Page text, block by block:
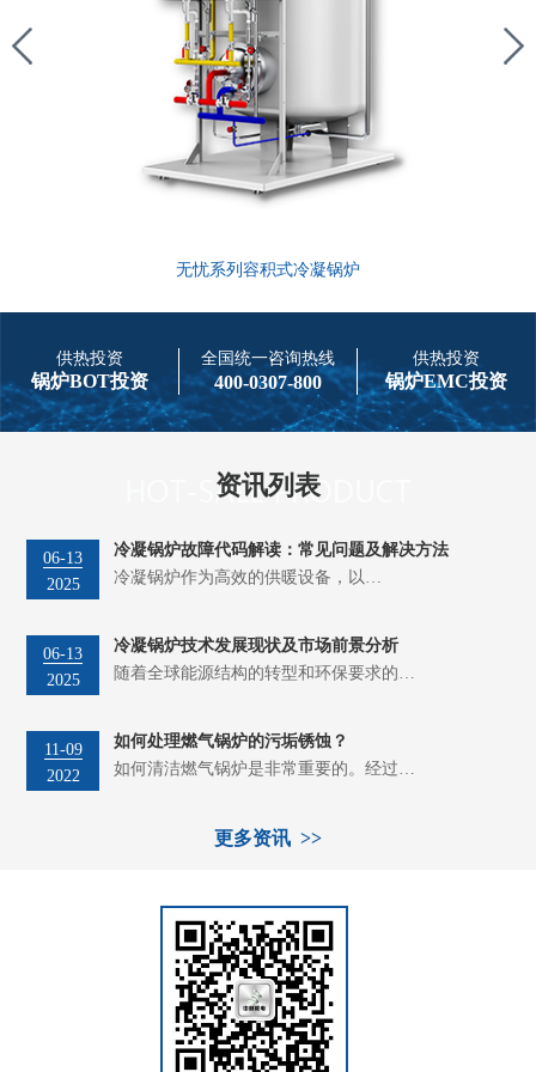
无忧系列容积式冷凝锅炉
供热投资
锅炉BOT投资
全国统一咨询热线
400-0307-800
供热投资
锅炉EMC投资
资讯列表
06-13
2025
冷凝锅炉故障代码解读：常见问题及解决方法
冷凝锅炉作为高效的供暖设备，以…
06-13
2025
冷凝锅炉技术发展现状及市场前景分析
随着全球能源结构的转型和环保要求的…
11-09
2022
如何处理燃气锅炉的污垢锈蚀？
如何清洁燃气锅炉是非常重要的。经过…
更多资讯 >>